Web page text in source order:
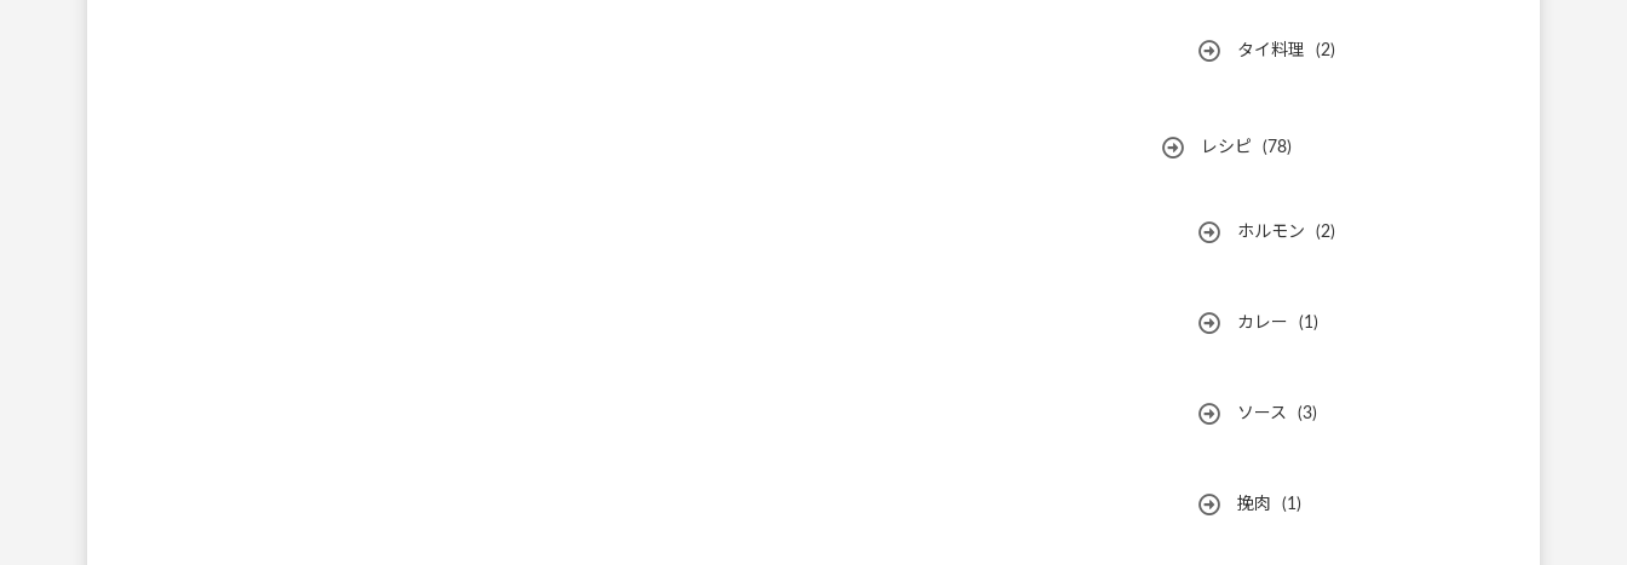
タイ料理 (2)
レシピ (78)
ホルモン (2)
カレー (1)
ソース (3)
挽肉 (1)